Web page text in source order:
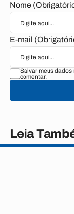
Nome
E-mail
Salvar meus dados
comentar.
Leia